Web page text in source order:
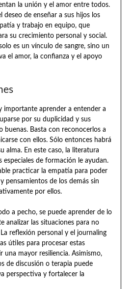
la unión y el amor entre todos.
deseo de enseñar a sus hijos los
y trabajo en equipo, que
su crecimiento personal y social.
es un vínculo de sangre, sino un
el amor, la confianza y el apoyo
importante aprender a entender a
por su duplicidad y sus
buenas. Basta con reconocerlos a
con ellos. Sólo entonces habrá
alma. En este caso, la literatura
especiales de formación le ayudan.
practicar la empatía para poder
pensamientos de los demás sin
por ellos.
a pecho, se puede aprender de lo
analizar las situaciones para no
reflexión personal y el journaling
útiles para procesar estas
una mayor resiliencia. Asimismo,
de discusión o terapia puede
perspectiva y fortalecer la